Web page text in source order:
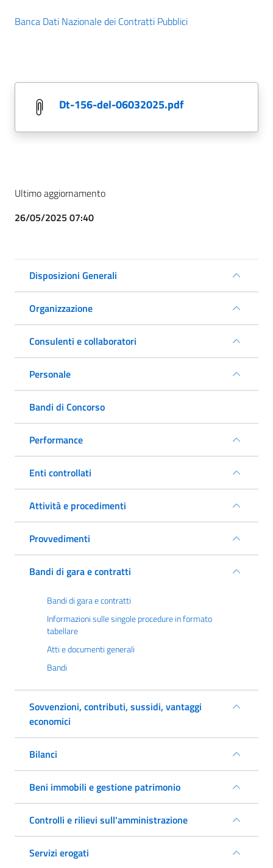
Banca Dati Nazionale dei Contratti Pubblici
dt-156-del-06032025.pdf
Ultimo aggiornamento
26/05/2025 07:40
Disposizioni Generali
Organizzazione
Consulenti e collaboratori
Personale
Bandi di Concorso
Performance
Enti controllati
Attività e procedimenti
Provvedimenti
Bandi di gara e contratti
Bandi di gara e contratti
Informazioni sulle singole procedure in formato
tabellare
Atti e documenti generali
Bandi
Sovvenzioni, contributi, sussidi, vantaggi
economici
Bilanci
Beni immobili e gestione patrimonio
Controlli e rilievi sull'amministrazione
Servizi erogati